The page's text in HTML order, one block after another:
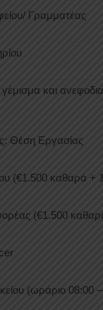
Γραμματέας
γέμισμα και
Θέση Εργασίας
(€1.500 καθαρά +
(€1.500
(ωράριο 08:00